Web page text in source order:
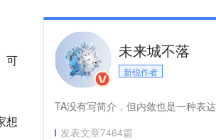
可
想
未来城不落
新锐作者
TA没有写简介，但内敛也是一种表达
发表文章7464篇